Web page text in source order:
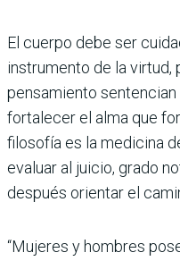
El cuerpo debe ser
instrumento de la virtud,
pensamiento
fortalecer el alma que
filosofía es la medicina
evaluar al juicio, grado
después orientar el
“Mujeres y hombres